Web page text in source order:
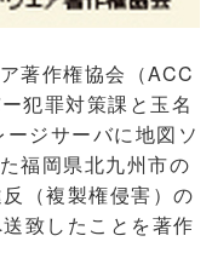
著作権協会（ACC
犯罪対策課と玉名
ジサーバに地図ソ
福岡県北九州市の
（複製権侵害）の
致したことを著作